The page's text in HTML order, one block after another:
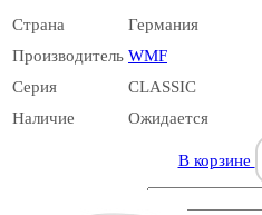
Страна
Германия
Производитель WMF
Серия
CLASSIC
Наличие
Ожидается
В корзине